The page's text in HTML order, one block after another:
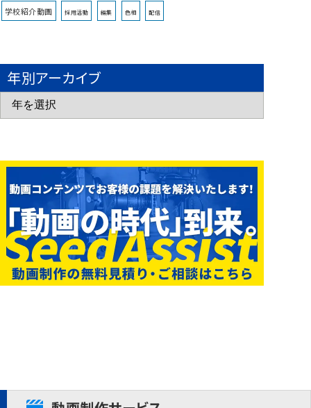
学校紹介動画 採用活動 編集 色相 配信
年別アーカイブ